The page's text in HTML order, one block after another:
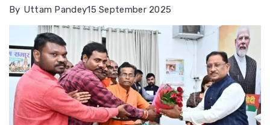
By Uttam Pandey15 September 2025